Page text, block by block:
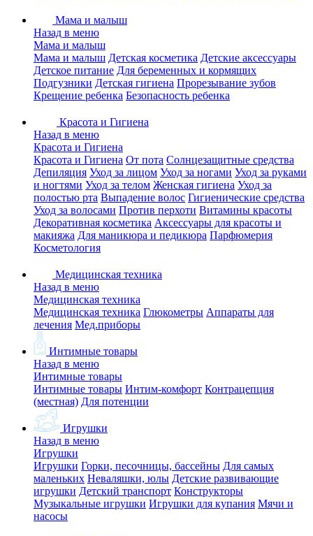
Мама и малыш
Назад в меню
Мама и малыш
Мама и малыш Детская косметика Детские аксессуары
Детское питание Для беременных и кормящих
Подгузники Детская гигиена Прорезывание зубов
Крещение ребенка Безопасность ребенка
Красота и Гигиена
Назад в меню
Красота и Гигиена
Красота и Гигиена От пота Солнцезащитные средства
Депиляция Уход за лицом Уход за ногами Уход за руками
и ногтями Уход за телом Женская гигиена Уход за
полостью рта Выпадение волос Гигиенические средства
Уход за волосами Против перхоти Витамины красоты
Декоративная косметика Аксессуары для красоты и
макияжа Для маникюра и педикюра Парфюмерия
Косметология
Медицинская техника
Назад в меню
Медицинская техника
Медицинская техника Глюкометры Аппараты для
лечения Мед.приборы
Интимные товары
Назад в меню
Интимные товары
Интимные товары Интим-комфорт Контрацепция
(местная) Для потенции
Игрушки
Назад в меню
Игрушки
Игрушки Горки, песочницы, бассейны Для самых
маленьких Неваляшки, юлы Детские развивающие
игрушки Детский транспорт Конструкторы
Музыкальные игрушки Игрушки для купания Мячи и
насосы